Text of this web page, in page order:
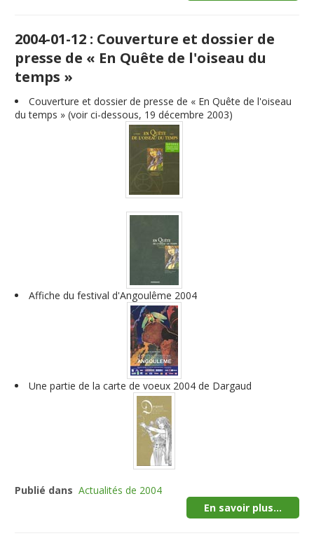
2004-01-12 : Couverture et dossier de
presse de « En Quête de l'oiseau du
temps »
Couverture et dossier de presse de « En Quête de l'oiseau
du temps » (voir ci-dessous, 19 décembre 2003)
Affiche du festival d'Angoulême 2004
Une partie de la carte de voeux 2004 de Dargaud
Publié dans Actualités de 2004
En savoir plus...